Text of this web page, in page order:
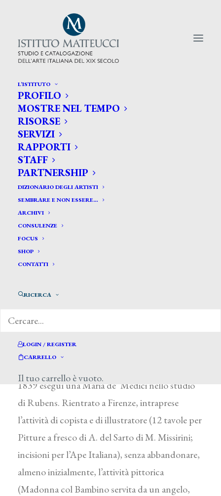
L’ISTITUTO
PROFILO
MOSTRE NEL TEMPO
RISORSE
SERVIZI
RAPPORTI
STAFF
PARTNERSHIP
DIZIONARIO DEGLI ARTISTI
SEMBRARE E NON ESSERE…
ARCHIVI
CONSULENZE
FOCUS
SHOP
CONTATTI
RICERCA
LOGIN / REGISTER
CARRELLO
Il tuo carrello è vuoto.
CERCA TRA GLI ARTISTI:
Search
for:
Chiari Alessandro*
CHIARI ALESSANDRO
Iscrittosi all’Accademia fiorentina nel 1818, la
Rinascimento. Dal 1838 al 1842 compì un
1839 eseguì una Maria de’ Medici nello studio
di Rubens. Rientrato a Firenze, intraprese
l’attività di copista e di illustratore (12 tavole per
Pitture a fresco di A. del Sarto di M. Missirini;
incisioni per l’Ape Italiana), senza abbandonare,
almeno inizialmente, l’attività pittorica
(Madonna col Bambino servita da un angelo,